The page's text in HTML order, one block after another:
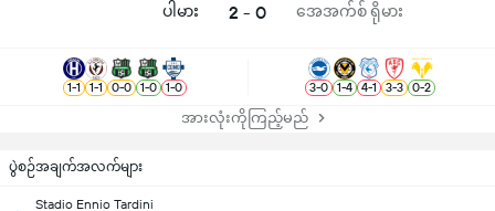
ပွဲစဉ်အချက်အလက်များ
Stadio Ennio Tardini
ပါမား 2 - 0 အေအက်စ် ရိုမား
1-1 1-1 0-0 1-0 1-0 3-0 1-4 4-1 3-3 0-2
အားလုံးကိုကြည့်မည်